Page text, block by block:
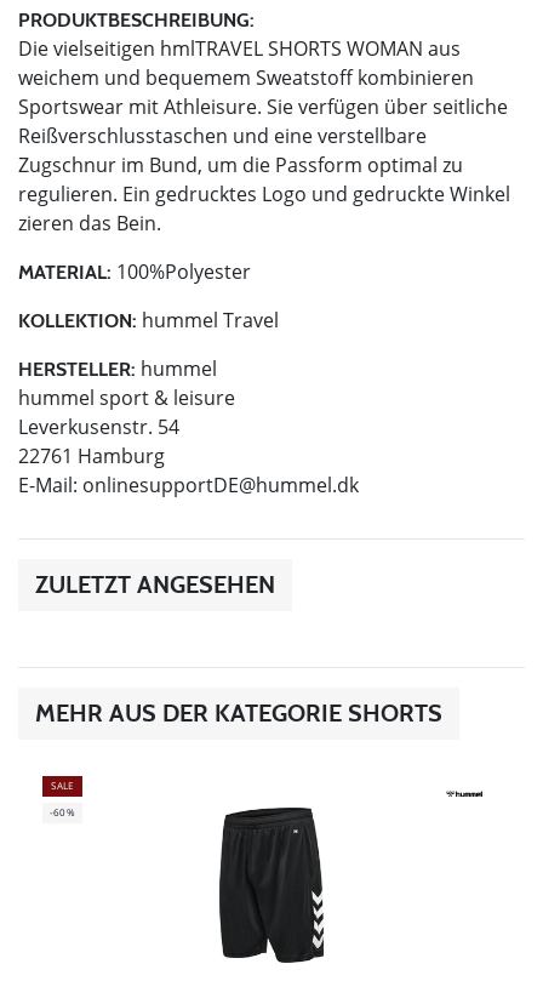
PRODUKTBESCHREIBUNG:
Die vielseitigen hmlTRAVEL SHORTS WOMAN aus
weichem und bequemem Sweatstoff kombinieren
Sportswear mit Athleisure. Sie verfügen über seitliche
Reißverschlusstaschen und eine verstellbare
Zugschnur im Bund, um die Passform optimal zu
regulieren. Ein gedrucktes Logo und gedruckte Winkel
zieren das Bein.
MATERIAL: 100%Polyester
KOLLEKTION: hummel Travel
HERSTELLER: hummel
hummel sport & leisure
Leverkusenstr. 54
22761 Hamburg
E-Mail: onlinesupportDE@hummel.dk
ZULETZT ANGESEHEN
MEHR AUS DER KATEGORIE SHORTS
SALE
-60%